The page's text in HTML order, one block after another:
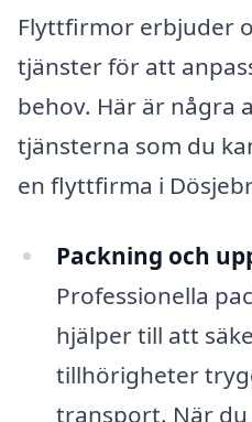
Flyttfirmor erbjuder
tjänster för att
behov. Här är några
tjänsterna som du
en flyttfirma i
Packning och
Professionella
hjälper till att
tillhörigheter
transport. När